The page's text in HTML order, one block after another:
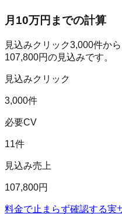
月10万円までの計算
見込みクリック3,000件か
107,800円の見込みです。
見込みクリック
3,000件
必要CV
11件
見込み売上
107,800円
料金で止まらず確認する実